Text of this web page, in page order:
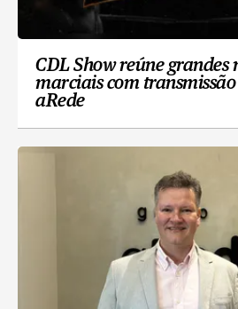
CDL Show reúne grandes
marciais com
aRede